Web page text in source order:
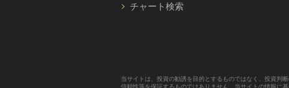
チャート検索
当サイトは、投資の勧誘を目的とするものではなく、投資判
信頼性等を保証するものではありません。当サイトの情報に